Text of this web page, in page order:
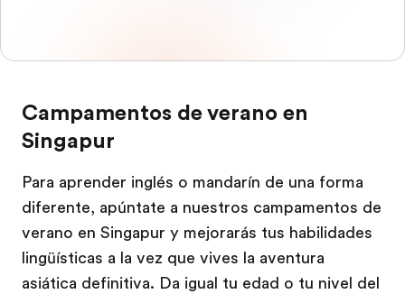
Campamentos de verano en
Singapur
Para aprender inglés o mandarín de una forma
diferente, apúntate a nuestros campamentos de
verano en Singapur y mejorarás tus habilidades
lingüísticas a la vez que vives la aventura
asiática definitiva. Da igual tu edad o tu nivel del